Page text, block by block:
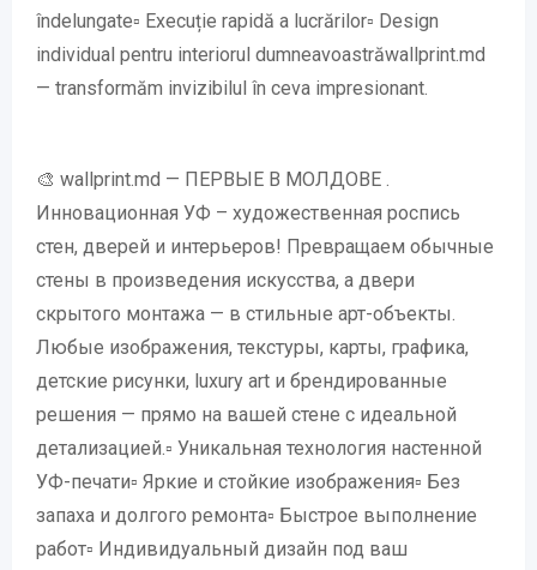
îndelungate▫️ Execuție rapidă a lucrărilor▫️ Design
individual pentru interiorul dumneavoastrăwallprint.md
— transformăm invizibilul în ceva impresionant.
🎨 wallprint.md — ПЕРВЫЕ В МОЛДОВЕ .
Инновационная УФ – художественная роспись
стен, дверей и интерьеров! Превращаем обычные
стены в произведения искусства, а двери
скрытого монтажа — в стильные арт-объекты.
Любые изображения, текстуры, карты, графика,
детские рисунки, luxury art и брендированные
решения — прямо на вашей стене с идеальной
детализацией.▫️ Уникальная технология настенной
УФ-печати▫️ Яркие и стойкие изображения▫️ Без
запаха и долгого ремонта▫️ Быстрое выполнение
работ▫️ Индивидуальный дизайн под ваш